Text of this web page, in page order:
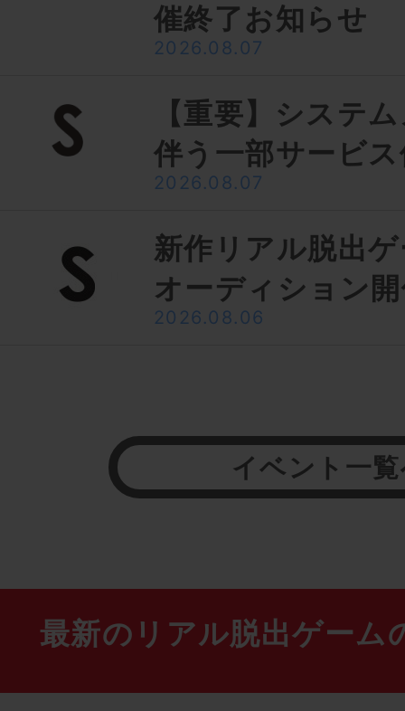
催終了お知らせ
2026.08.07
【重要】システ
伴う一部サービ
2026.08.07
新作リアル脱出
オーディション
2026.08.06
イベント一
最新のリアル脱出ゲーム